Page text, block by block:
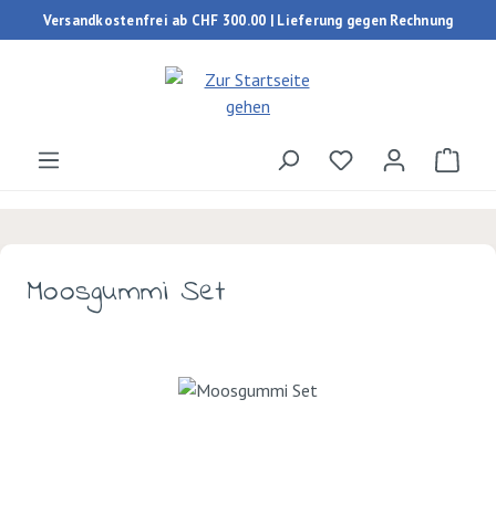
Zum Hauptinhalt springen
Versandkostenfrei ab CHF 300.00 | Lieferung gegen Rechnung
Du hast 0
Moosgummi Set
Bildergalerie überspringen